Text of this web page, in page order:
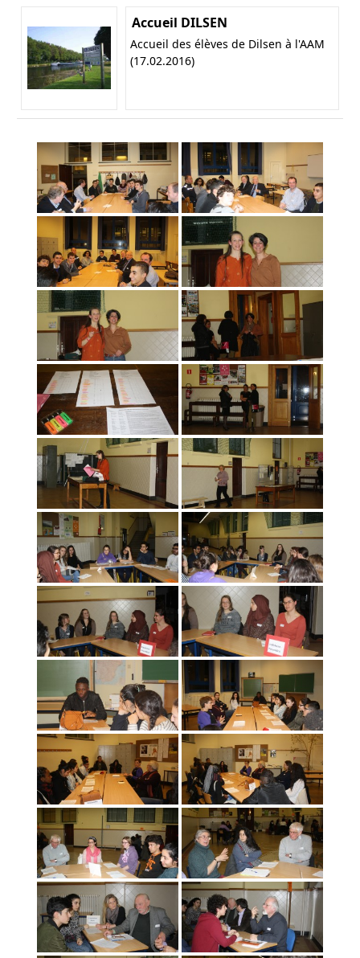
Accueil DILSEN
Accueil des élèves de Dilsen à l'AAM
(17.02.2016)